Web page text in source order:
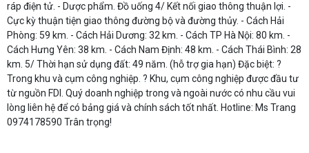
ráp điện tử. - Dược phẩm. Đồ uống 4/ Kết nối giao thông thuận lợi. -
Cực kỳ thuận tiện giao thông đường bộ và đường thủy. - Cách Hải
Phòng: 59 km. - Cách Hải Dương: 32 km. - Cách TP Hà Nội: 80 km. -
Cách Hưng Yên: 38 km. - Cách Nam Định: 48 km. - Cách Thái Bình: 28
km. 5/ Thời hạn sử dụng đất: 49 năm. (hỗ trợ gia hạn) Đặc biệt: ?
Trong khu và cụm công nghiệp. ? Khu, cụm công nghiệp được đầu tư
từ nguồn FDI. Quý doanh nghiệp trong và ngoài nước có nhu cầu vui
lòng liên hệ để có bảng giá và chính sách tốt nhất. Hotline: Ms Trang
0974178590 Trân trọng!